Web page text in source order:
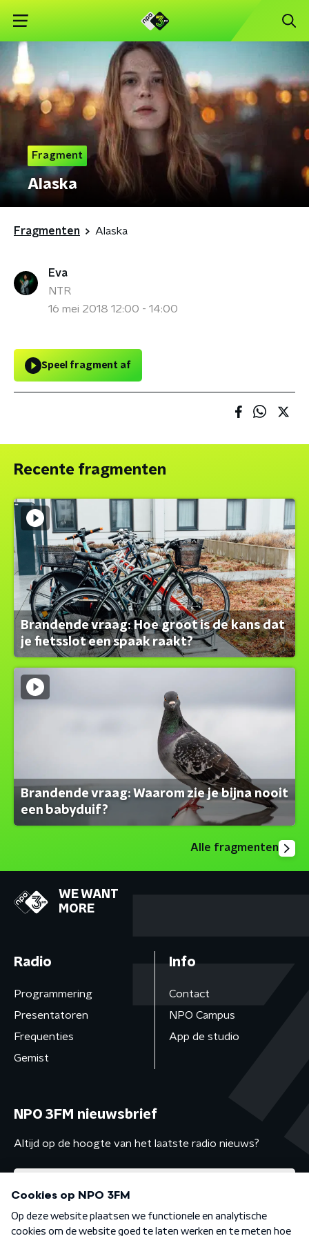
Fragment
Alaska
Fragmenten Alaska
Eva
NTR
16 mei 2018 12:00 - 14:00
Speel fragment af
Recente fragmenten
Brandende vraag: Hoe groot is de kans dat
je fietsslot een spaak raakt?
Brandende vraag: Waarom zie je bijna nooit
een babyduif?
Alle fragmenten
WE WANT
MORE
Radio
Programmering
Presentatoren
Frequenties
Gemist
Info
Contact
NPO Campus
App de studio
NPO 3FM nieuwsbrief
Altijd op de hoogte van het laatste radio nieuws?